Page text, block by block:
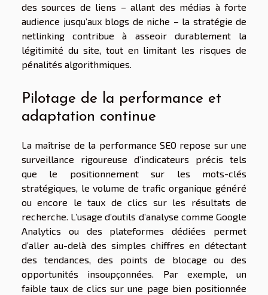
des sources de liens – allant des médias à forte
audience jusqu’aux blogs de niche – la stratégie de
netlinking contribue à asseoir durablement la
légitimité du site, tout en limitant les risques de
pénalités algorithmiques.
Pilotage de la performance et
adaptation continue
La maîtrise de la performance SEO repose sur une
surveillance rigoureuse d’indicateurs précis tels
que le positionnement sur les mots-clés
stratégiques, le volume de trafic organique généré
ou encore le taux de clics sur les résultats de
recherche. L’usage d’outils d’analyse comme Google
Analytics ou des plateformes dédiées permet
d’aller au-delà des simples chiffres en détectant
des tendances, des points de blocage ou des
opportunités insoupçonnées. Par exemple, un
faible taux de clics sur une page bien positionnée